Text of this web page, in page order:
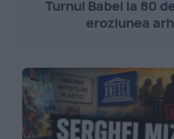
Turnul Babel la 80
eroziunea